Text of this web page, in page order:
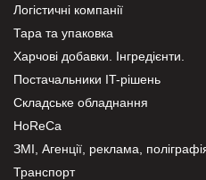
Логістичні компанії
Тара та упаковка
Харчові добавки. Інгредієнти.
Постачальники IT-рішень
Складське обладнання
HoReCa
ЗМІ, Агенції, реклама,
Транспорт